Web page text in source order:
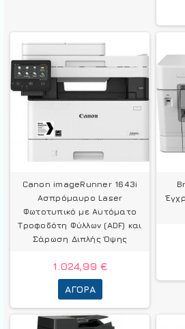
Canon imageRunner 1643i
Ασπρόμαυρο Laser
Φωτοτυπικό με Αυτόματο
Τροφοδότη Φύλλων (ADF) και
Σάρωση Διπλής Όψης
1.024,99 €
ΑΓΟΡΆ